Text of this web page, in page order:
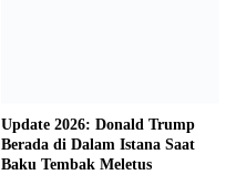
Update 2026: Donald Trump
Berada di Dalam Istana Saat
Baku Tembak Meletus